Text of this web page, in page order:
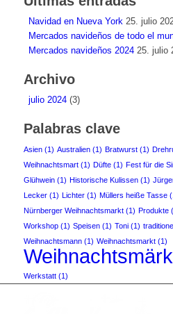
Navidad en Nueva York 25. julio
Mercados navideños de todo el
Mercados navideños 2024 25. julio
Archivo
julio 2024(3)
Palabras clave
Asien(1) Australien(1) Bratwurst(1)
Weihnachtsmart(1) Düfte(1) Fest für die
Glühwein(1) Historische Kulissen(1)
Lecker(1) Lichter(1) Müllers heiße Tasse
Nürnberger Weihnachtsmarkt(1) Produkte
Workshop(1) Speisen(1) Toni(1)
Weihnachtsmann(1) Weihnachtsmarkt(1)
Werkstatt(1)